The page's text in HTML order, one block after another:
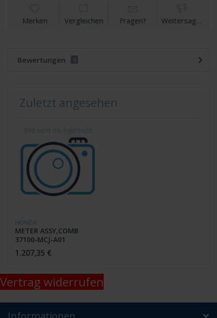
Merken Vergleichen Fragen? Weitersagen
Bewertungen 0
Zuletzt angesehen
HONDA
METER ASSY,COMB
37100-MCJ-A01
1.207,35 €
Vertrag widerrufen